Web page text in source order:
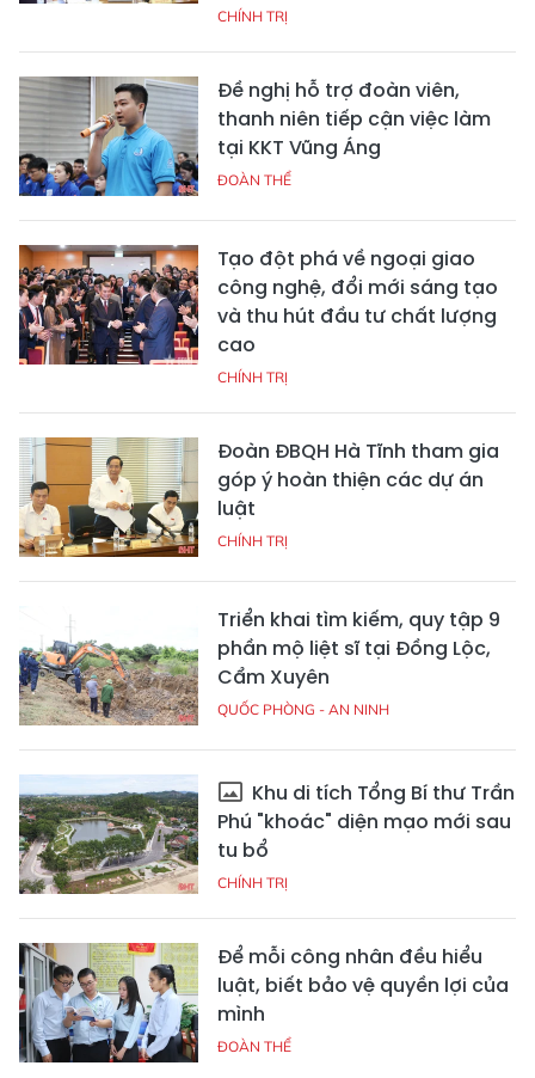
CHÍNH TRỊ
Đề nghị hỗ trợ đoàn viên,
thanh niên tiếp cận việc làm
tại KKT Vũng Áng
ĐOÀN THỂ
Tạo đột phá về ngoại giao
công nghệ, đổi mới sáng tạo
và thu hút đầu tư chất lượng
cao
CHÍNH TRỊ
Đoàn ĐBQH Hà Tĩnh tham gia
góp ý hoàn thiện các dự án
luật
CHÍNH TRỊ
Triển khai tìm kiếm, quy tập 9
phần mộ liệt sĩ tại Đồng Lộc,
Cẩm Xuyên
QUỐC PHÒNG - AN NINH
Khu di tích Tổng Bí thư Trần
Phú "khoác" diện mạo mới sau
tu bổ
CHÍNH TRỊ
Để mỗi công nhân đều hiểu
luật, biết bảo vệ quyền lợi của
mình
ĐOÀN THỂ